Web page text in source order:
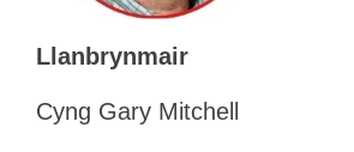
Llanbrynmair
Cyng Gary Mitchell